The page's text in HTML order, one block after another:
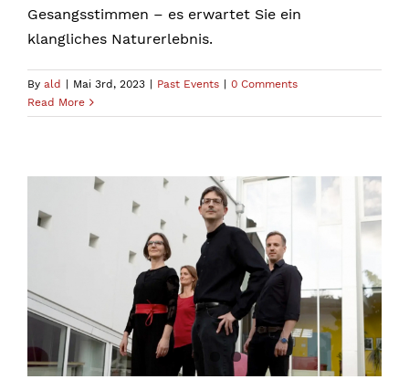
Gesangsstimmen – es erwartet Sie ein
klangliches Naturerlebnis.
By ald Mai 3rd, 2023 Past Events
0 Comments
Read More